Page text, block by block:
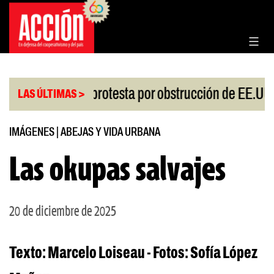
Saltar
contenido
LAS ÚLTIMAS >
| China protesta por obstrucción de EE.UU en
IMÁGENES ABEJAS Y VIDA URBANA
Las okupas salvajes
20 de diciembre de 2025
Texto: Marcelo Loiseau - Fotos: Sofía López